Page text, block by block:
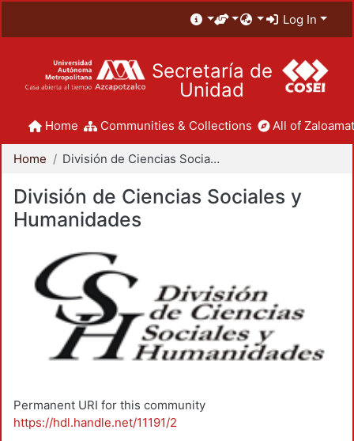
Log In
Secretaría de
Unidad
Home Communities & Collections All of
Home División de Ciencias Sociales y Humanidades
División de Ciencias Sociales y
Humanidades
Permanent URI for this community
https://hdl.handle.net/11191/2